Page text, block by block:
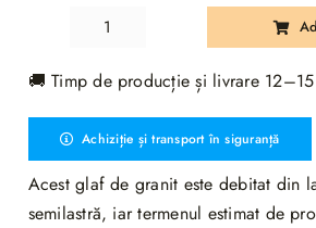
Cantitate
Granit
Marina
Blue
Lustruit
Bizotat
🚚 Timp de producție și livrare
Achiziție și transport în siguranță
Acest glaf de granit este debitat din
semilastră, iar termenul estimat de